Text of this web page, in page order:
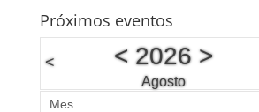
Próximos eventos
< < 2026>
Agosto
Mes